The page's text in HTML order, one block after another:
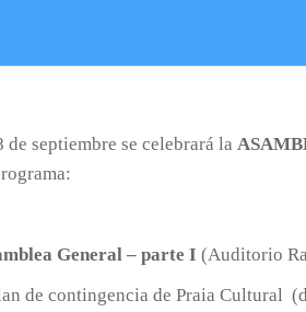
septiembre se celebrará la
General – parte I (Auditorio
de contingencia de Praia Cultural